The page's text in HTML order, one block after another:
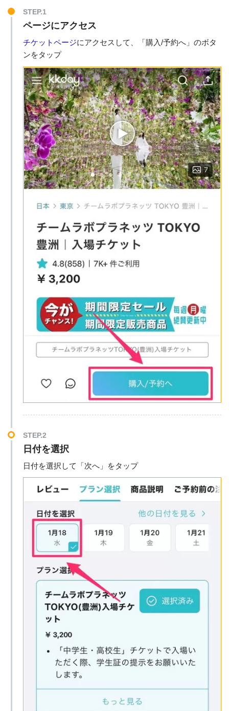
STEP.1
ページにアクセス
チケットページにアクセスして、「購入/予約へ」のボタ
ンをタップ
STEP.2
日付を選択
日付を選択して「次へ」をタップ